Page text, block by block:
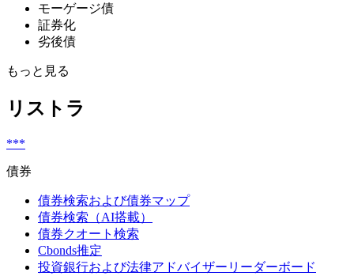
モーゲージ債
証券化
劣後債
もっと見る
リストラ
***
債券
債券検索および債券マップ
債券検索（AI搭載）
債券クオート検索
Cbonds推定
投資銀行および法律アドバイザーリーダーボード